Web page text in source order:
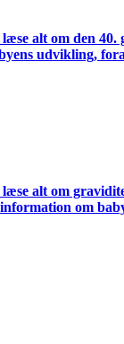
alt om den 40.
udvikling,
alt om
om